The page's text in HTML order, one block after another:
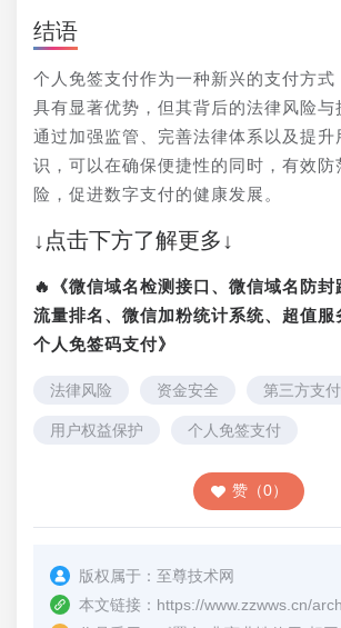
结语
个人免签支付作为一种新兴的支付方式
具有显著优势，但其背后的法律风险与
通过加强监管、完善法律体系以及提升
识，可以在确保便捷性的同时，有效防
险，促进数字支付的健康发展。
↓点击下方了解更多↓
🔥《微信域名检测接口、微信域名防
流量排名、微信加粉统计系统、超值服
个人免签码支付》
法律风险 资金安全 第三方支
用户权益保护 个人免签支付
赞（0）
版权属于： 至尊技术网
本文链接： https://www.zzwws.cn/